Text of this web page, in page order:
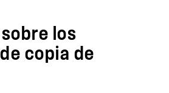
los
copia de